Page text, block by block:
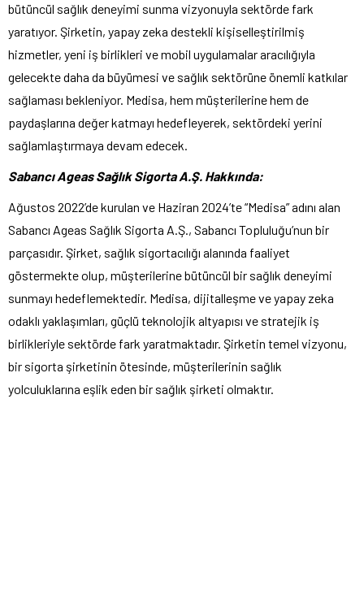
bütüncül sağlık deneyimi sunma vizyonuyla sektörde fark
yaratıyor. Şirketin, yapay zeka destekli kişiselleştirilmiş
hizmetler, yeni iş birlikleri ve mobil uygulamalar aracılığıyla
gelecekte daha da büyümesi ve sağlık sektörüne önemli katkılar
sağlaması bekleniyor. Medisa, hem müşterilerine hem de
paydaşlarına değer katmayı hedefleyerek, sektördeki yerini
sağlamlaştırmaya devam edecek.
Sabancı Ageas Sağlık Sigorta A.Ş. Hakkında:
Ağustos 2022’de kurulan ve Haziran 2024’te “Medisa” adını alan
Sabancı Ageas Sağlık Sigorta A.Ş., Sabancı Topluluğu’nun bir
parçasıdır. Şirket, sağlık sigortacılığı alanında faaliyet
göstermekte olup, müşterilerine bütüncül bir sağlık deneyimi
sunmayı hedeflemektedir. Medisa, dijitalleşme ve yapay zeka
odaklı yaklaşımları, güçlü teknolojik altyapısı ve stratejik iş
birlikleriyle sektörde fark yaratmaktadır. Şirketin temel vizyonu,
bir sigorta şirketinin ötesinde, müşterilerinin sağlık
yolculuklarına eşlik eden bir sağlık şirketi olmaktır.